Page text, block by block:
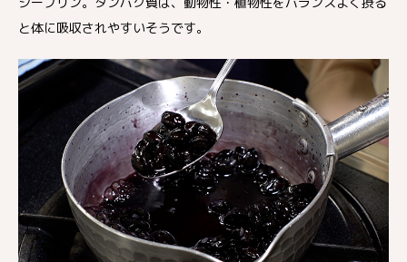
と体に吸収されやすいそうです。